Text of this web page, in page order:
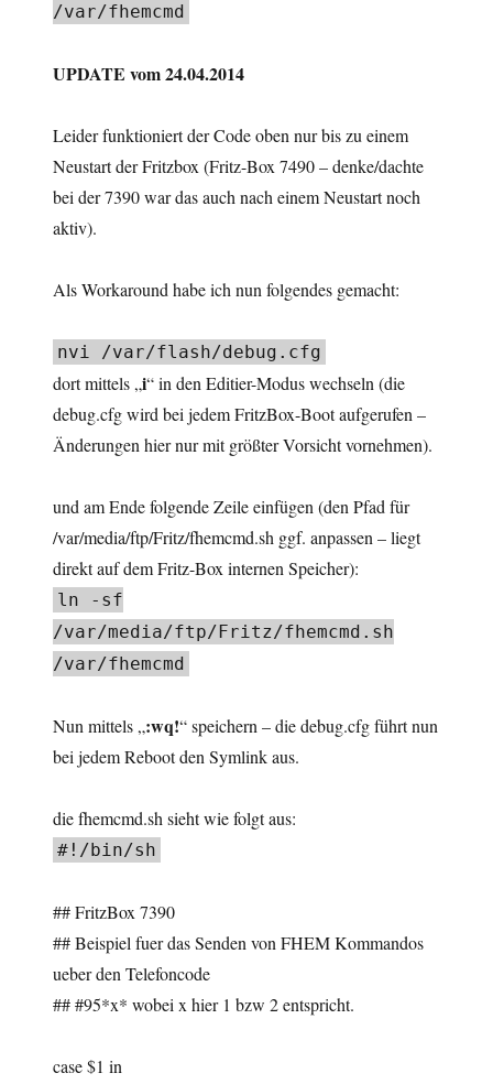
/var/fhemcmd
UPDATE vom 24.04.2014
Leider funktioniert der Code oben nur bis zu einem
Neustart der Fritzbox (Fritz-Box 7490 – denke/dachte
bei der 7390 war das auch nach einem Neustart noch
aktiv).
Als Workaround habe ich nun folgendes gemacht:
nvi /var/flash/debug.cfg
dort mittels „i“ in den Editier-Modus wechseln (die
debug.cfg wird bei jedem FritzBox-Boot aufgerufen –
Änderungen hier nur mit größter Vorsicht vornehmen).
und am Ende folgende Zeile einfügen (den Pfad für
/var/media/ftp/Fritz/fhemcmd.sh ggf. anpassen – liegt
direkt auf dem Fritz-Box internen Speicher):
ln -sf
/var/media/ftp/Fritz/fhemcmd.sh
/var/fhemcmd
Nun mittels „:wq!“ speichern – die debug.cfg führt nun
bei jedem Reboot den Symlink aus.
die fhemcmd.sh sieht wie folgt aus:
#!/bin/sh
## FritzBox 7390
## Beispiel fuer das Senden von FHEM Kommandos
ueber den Telefoncode
## #95*x* wobei x hier 1 bzw 2 entspricht.
case $1 in